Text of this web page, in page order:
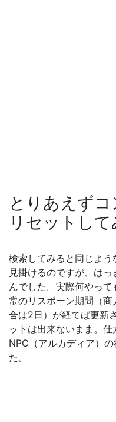
とりあえず
リセットして
検索してみると同じよ
見掛けるのですが、は
んでした。実際何やっ
常のリスポーン期間（
合は2日）が経てば更新
ットは出来ないまま。
NPC（アルカディア）
た。